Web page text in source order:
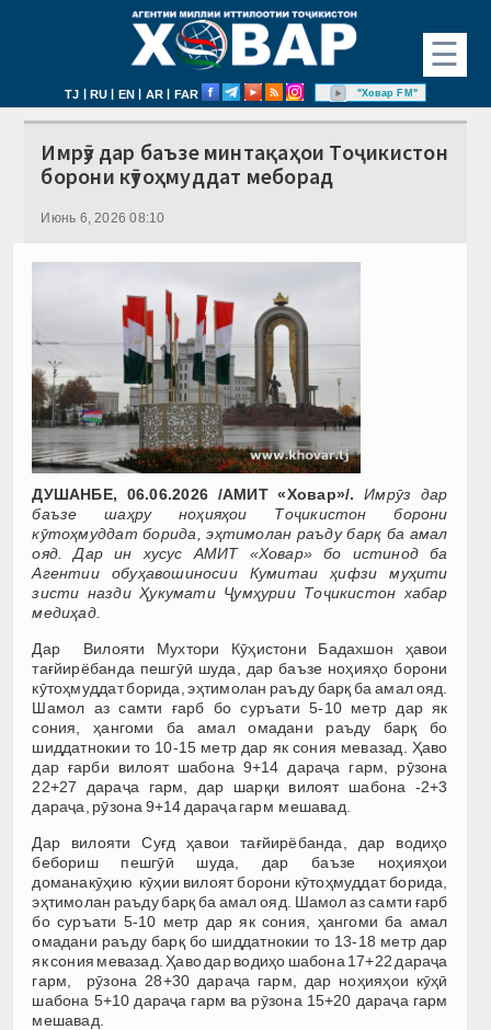
☰
TJ | RU | EN | AR | FAR "Ховар FM"
Имрӯз дар баъзе минтақаҳои Тоҷикистон
борони кӯтоҳмуддат меборад
Июнь 6, 2026 08:10
ДУШАНБЕ, 06.06.2026 /АМИТ «Ховар»/.
Имрӯз дар
баъзе шаҳру ноҳияҳои Тоҷикистон борони
кӯтоҳмуддат борида, эҳтимолан раъду барқ ба амал
ояд. Дар ин хусус АМИТ «Ховар» бо истинод ба
Агентии обуҳавошиносии Кумитаи ҳифзи муҳити
зисти назди Ҳукумати Ҷумҳурии Тоҷикистон хабар
медиҳад.
Дар Вилояти Мухтори Кӯҳистони Бадахшон ҳавои
тағйирёбанда пешгӯӣ шуда, дар баъзе ноҳияҳо борони
кӯтоҳмуддат борида, эҳтимолан раъду барқ ба амал ояд.
Шамол аз самти ғарб бо суръати 5-10 метр дар як
сония, ҳангоми ба амал омадани раъду барқ бо
шиддатнокии то 10-15 метр дар як сония мевазад. Ҳаво
дар ғарби вилоят шабона 9+14 дараҷа гарм, рӯзона
22+27 дараҷа гарм, дар шарқи вилоят шабона -2+3
дараҷа, рӯзона 9+14 дараҷа гарм мешавад.
Дар вилояти Суғд ҳавои тағйирёбанда, дар водиҳо
бебориш пешгӯӣ шуда, дар баъзе ноҳияҳои
доманакӯҳию кӯҳии вилоят борони кӯтоҳмуддат борида,
эҳтимолан раъду барқ ба амал ояд. Шамол аз самти ғарб
бо суръати 5-10 метр дар як сония, ҳангоми ба амал
омадани раъду барқ бо шиддатнокии то 13-18 метр дар
як сония мевазад. Ҳаво дар водиҳо шабона 17+22 дараҷа
гарм, рӯзона 28+30 дараҷа гарм, дар ноҳияҳои кӯҳӣ
шабона 5+10 дараҷа гарм ва рӯзона 15+20 дараҷа гарм
мешавад.